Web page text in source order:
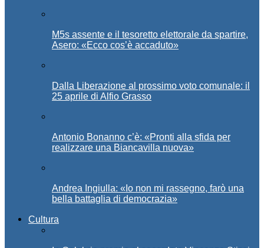
M5s assente e il tesoretto elettorale da spartire,
Asero: «Ecco cos’è accaduto»
Dalla Liberazione al prossimo voto comunale: il
25 aprile di Alfio Grasso
Antonio Bonanno c’è: «Pronti alla sfida per
realizzare una Biancavilla nuova»
Andrea Ingiulla: «Io non mi rassegno, farò una
bella battaglia di democrazia»
Cultura